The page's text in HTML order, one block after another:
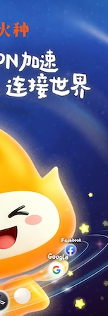
支持 [0] 反对 [0]
支持
速
狂飙加速器
快连vp(永久免费)
机场